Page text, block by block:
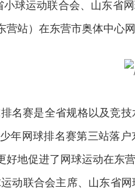
运动联合会、山东省网
站）在东营市奥体中心网
赛是全省规格以及竞技
年网球排名赛第三站落
好地促进了网球运动在东
动联合会主席、山东省